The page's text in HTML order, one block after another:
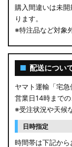
購入間違いは未
ります。
※特注品など対象
■ 配送につい
ヤマト運輸「宅急
営業日14時までの
※受注状況や天候
日時指定
時間帯は下記から